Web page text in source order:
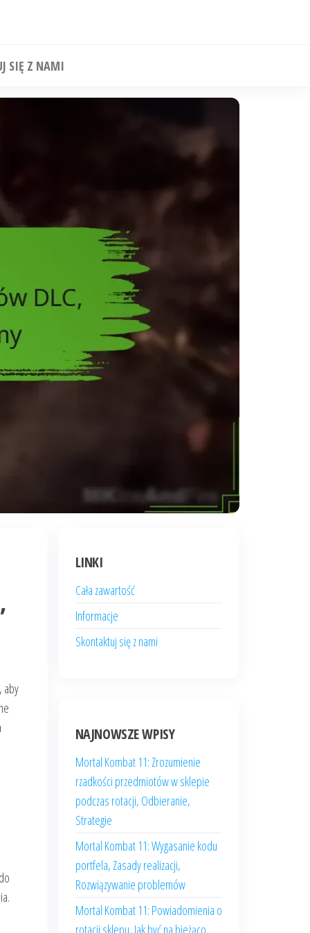
SIĘ Z NAMI
aby
LINKI
Cała zawartość
Informacje
Skontaktuj się z nami
NAJNOWSZE WPISY
Mortal Kombat 11: Zrozumienie
rzadkości przedmiotów w sklepie
podczas rotacji, Odbieranie,
Strategie
Mortal Kombat 11: Wygasanie kodu
portfela, Zasady realizacji,
Rozwiązywanie problemów
Mortal Kombat 11: Powiadomienia o
rotacji sklepu, Jak być na bieżąco,